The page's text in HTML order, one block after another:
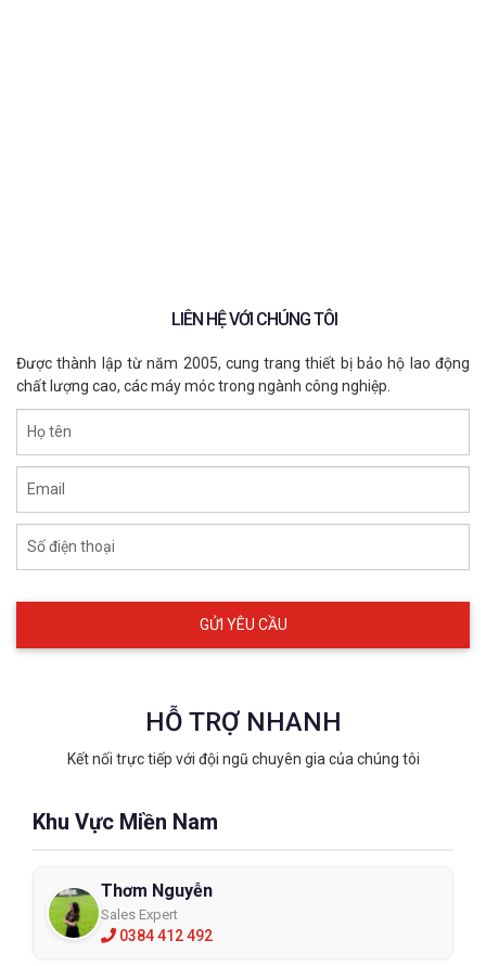
LIÊN HỆ VỚI CHÚNG TÔI
Được thành lập từ năm 2005, cung trang thiết bị bảo hộ lao động
chất lượng cao, các máy móc trong ngành công nghiệp.
Họ tên
Email
Số điện thoại
HỖ TRỢ NHANH
Kết nối trực tiếp với đội ngũ chuyên gia của chúng tôi
Khu Vực Miền Nam
Thơm Nguyễn
Sales Expert
0384 412 492